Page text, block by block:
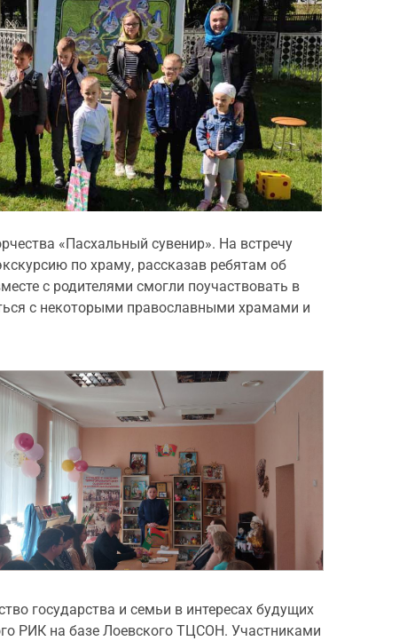
«Пасхальный сувенир». На встречу
по храму, рассказав ребятам об
с родителями смогли поучаствовать в
с некоторыми православными храмами и
государства и семьи в интересах будущих
РИК на базе Лоевского ТЦСОН. Участниками